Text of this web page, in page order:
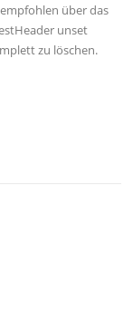
über das
unset
zu löschen.